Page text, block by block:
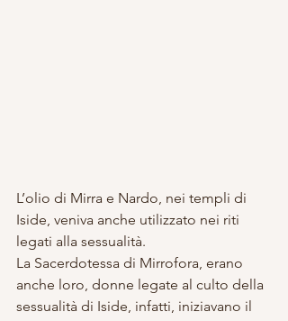
L’olio di Mirra e Nardo, nei templi di
Iside, veniva anche utilizzato nei riti
legati alla sessualità.
La Sacerdotessa di Mirrofora, erano
anche loro, donne legate al culto della
sessualità di Iside, infatti, iniziavano il